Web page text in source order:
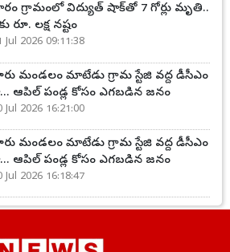
గ్రామంలో విద్యుత్ షాక్‌తో 7 గోర్లు మృతి..
రూ. లక్ష నష్టం
Jul 2026 09:11:38
మండలం మాటేడు గ్రామ స్టేజి వద్ద డీసీఎం
ఆపిల్ పండ్ల కోసం ఎగబడిన జనం
Jul 2026 16:21:00
మండలం మాటేడు గ్రామ స్టేజి వద్ద డీసీఎం
ఆపిల్ పండ్ల కోసం ఎగబడిన జనం
Jul 2026 16:18:47